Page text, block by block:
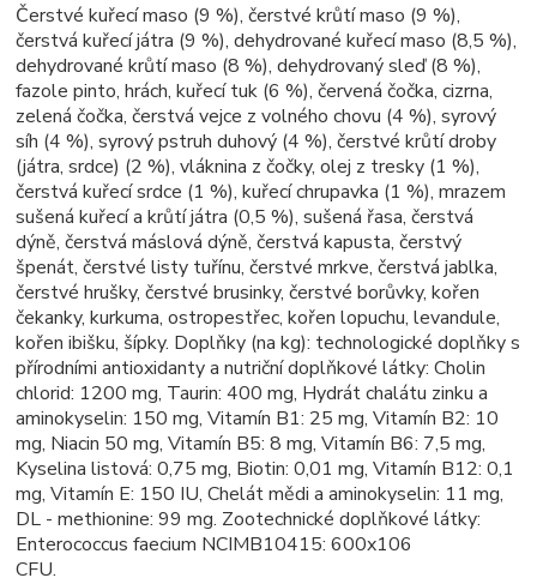
Čerstvé kuřecí maso (9 %), čerstvé krůtí maso (9 %),
čerstvá kuřecí játra (9 %), dehydrované kuřecí maso (8,5 %),
dehydrované krůtí maso (8 %), dehydrovaný sleď (8 %),
fazole pinto, hrách, kuřecí tuk (6 %), červená čočka, cizrna,
zelená čočka, čerstvá vejce z volného chovu (4 %), syrový
síh (4 %), syrový pstruh duhový (4 %), čerstvé krůtí droby
(játra, srdce) (2 %), vláknina z čočky, olej z tresky (1 %),
čerstvá kuřecí srdce (1 %), kuřecí chrupavka (1 %), mrazem
sušená kuřecí a krůtí játra (0,5 %), sušená řasa, čerstvá
dýně, čerstvá máslová dýně, čerstvá kapusta, čerstvý
špenát, čerstvé listy tuřínu, čerstvé mrkve, čerstvá jablka,
čerstvé hrušky, čerstvé brusinky, čerstvé borůvky, kořen
čekanky, kurkuma, ostropestřec, kořen lopuchu, levandule,
kořen ibišku, šípky. Doplňky (na kg): technologické doplňky s
přírodními antioxidanty a nutriční doplňkové látky: Cholin
chlorid: 1200 mg, Taurin: 400 mg, Hydrát chalátu zinku a
aminokyselin: 150 mg, Vitamín B1: 25 mg, Vitamín B2: 10
mg, Niacin 50 mg, Vitamín B5: 8 mg, Vitamín B6: 7,5 mg,
Kyselina listová: 0,75 mg, Biotin: 0,01 mg, Vitamín B12: 0,1
mg, Vitamín E: 150 IU, Chelát mědi a aminokyselin: 11 mg,
DL - methionine: 99 mg. Zootechnické doplňkové látky:
Enterococcus faecium NCIMB10415: 600x106
CFU.